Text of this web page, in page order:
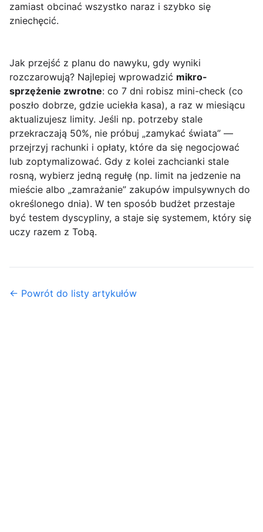
zamiast obcinać wszystko naraz i szybko się
zniechęcić.
Jak przejść z planu do nawyku, gdy wyniki
rozczarowują? Najlepiej wprowadzić mikro-
sprzężenie zwrotne: co 7 dni robisz mini-check (co
poszło dobrze, gdzie uciekła kasa), a raz w miesiącu
aktualizujesz limity. Jeśli np. potrzeby stale
przekraczają 50%, nie próbuj „zamykać świata” —
przejrzyj rachunki i opłaty, które da się negocjować
lub zoptymalizować. Gdy z kolei zachcianki stale
rosną, wybierz jedną regułę (np. limit na jedzenie na
mieście albo „zamrażanie” zakupów impulsywnych do
określonego dnia). W ten sposób budżet przestaje
być testem dyscypliny, a staje się systemem, który się
uczy razem z Tobą.
← Powrót do listy artykułów